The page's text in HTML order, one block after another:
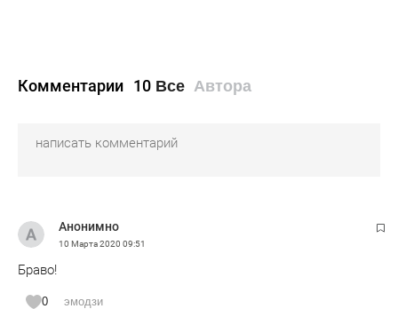
Комментарии 10 Все Автора
Анонимно
10 Марта 2020 09:51
Браво!
0 эмодзи